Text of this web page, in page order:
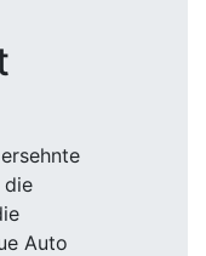
die
Auto